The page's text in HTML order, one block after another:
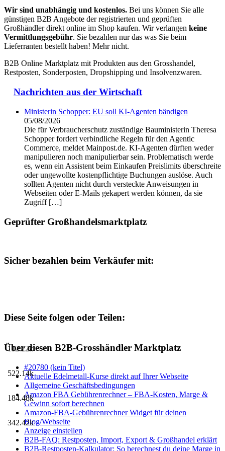
Wir sind unabhängig und kostenlos. Bei uns können Sie alle
günstigen B2B Angebote der registrierten und geprüften
Großhändler direkt online im Shop kaufen. Wir verlangen keine
Vermittlungsgebühr. Sie bezahlen nur das was Sie beim
Lieferranten bestellt haben! Mehr nicht.
B2B Online Marktplatz mit Produkten aus den Grosshandel,
Restposten, Sonderposten, Dropshipping und Insolvenzwaren.
Nachrichten aus der Wirtschaft
Ministerin Schopper: EU soll KI-Agenten bändigen
05/08/2026
Die für Verbraucherschutz zuständige Bauministerin Theresa
Schopper fordert verbindliche Regeln für den Agentic
Commerce, meldet Mainpost.de. KI-Agenten dürften weder
manipulieren noch manipulierbar sein. Problematisch werde
es, wenn ein Assistent beim Einkaufen Preislimits überschreite
oder ungewollte kostenpflichtige Buchungen auslöse. Auch
sollten Agenten nicht durch versteckte Anweisungen in
Webseiten oder E-Mails gekapert werden können, da sie
Zugriff […]
Geprüfter Großhandelsmarktplatz
Sicher bezahlen beim Verkäufer mit:
Diese Seite folgen oder Teilen:
112.22k
522.14k
184.48k
342.42k
Über diesen B2B-Grosshändler Marktplatz
#20780 (kein Titel)
Aktuelle Edelmetall-Kurse direkt auf Ihrer Webseite
Allgemeine Geschäftsbedingungen
Amazon FBA Gebührenrechner – FBA-Kosten, Marge &
Gewinn sofort berechnen
Amazon-FBA-Gebührenrechner Widget für deinen
Blog/Webseite
Anzeige einstellen
B2B-FAQ: Restposten, Import, Export & Großhandel erklärt
B2B-Restposten-Kalkulator: So berechnest du deine Marge in